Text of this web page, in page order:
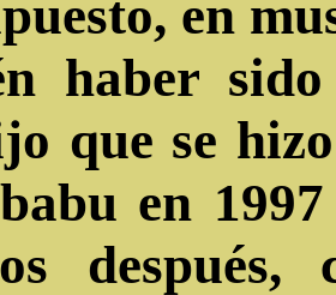
en
haber
que se
en
después,